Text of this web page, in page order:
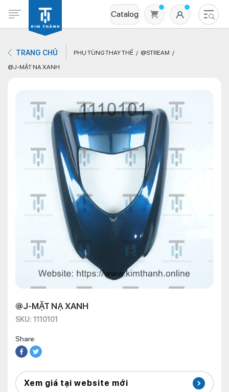
Catalog
Không có sản phẩm nào trong giỏ hàng
TRANG CHỦ PHỤ TÙNG THAY THẾ
@STREAM
@J-MẶT NẠ XANH
@J-MẶT NẠ XANH
SKU: 1110101
Share:
Xem giá tại website mới